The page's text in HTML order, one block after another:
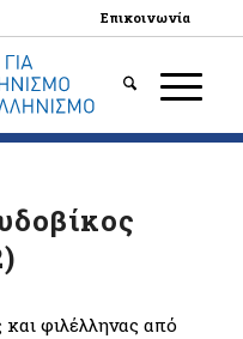
Επικοινωνία
φιλέλληνας από